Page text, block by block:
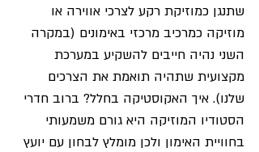
שתנגן כמוזיקת רקע לצרכי אווירה או
מוזיקה כמרכיב מרכזי באימונים (במקרה
השני נהיה חייבים להשקיע במערכת
מקצועית שתהיה תואמת את הצרכים
שלנו). איך האקוסטיקה בחלל? ברוב חדרי
הסטודיו המוזיקה היא גורם משמעותי
בחוויית האימון ולכן מומלץ לבחון עם יועץ